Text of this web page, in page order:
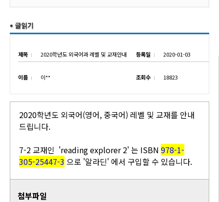
제목 2020학년도 외국어과 레벨 및 교재안내 등록일 2020-01-03
이름 이** 조회수 18823
2020학년도 외국어(영어, 중국어) 레벨 및 교재를 안내
드립니다.
7-2 교재인 'reading explorer 2' 는 ISBN 978-1-
305-25447-3 으로 '알라딘' 에서 구입할 수 있습니다.
첨부파일